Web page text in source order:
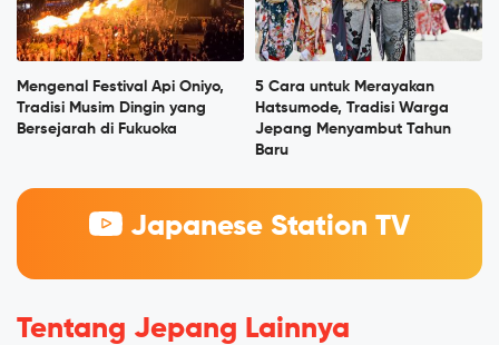
Mengenal Festival Api Oniyo,
Tradisi Musim Dingin yang
Bersejarah di Fukuoka
5 Cara untuk Merayakan
Hatsumode, Tradisi Warga
Jepang Menyambut Tahun
Baru
Japanese Station TV
Tentang Jepang Lainnya